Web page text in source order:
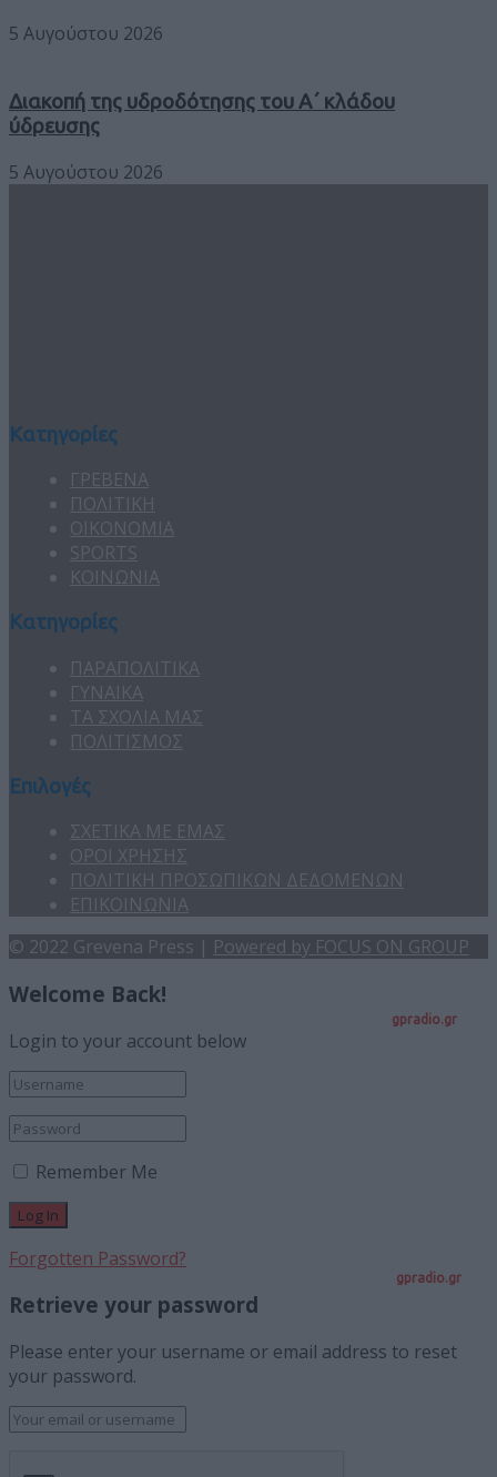
gpradio.gr
5 Αυγούστου 2026
Διακοπή της υδροδότησης του Α΄ κλάδου
ύδρευσης
5 Αυγούστου 2026
Κατηγορίες
ΓΡΕΒΕΝΑ
ΠΟΛΙΤΙΚΗ
ΟΙΚΟΝΟΜΙΑ
SPORTS
ΚΟΙΝΩΝΙΑ
Κατηγορίες
ΠΑΡΑΠΟΛΙΤΙΚΑ
ΓΥΝΑΙΚΑ
ΤΑ ΣΧΟΛΙΑ ΜΑΣ
ΠΟΛΙΤΙΣΜΟΣ
Επιλογές
ΣΧΕΤΙΚΑ ΜΕ ΕΜΑΣ
ΟΡΟΙ ΧΡΗΣΗΣ
ΠΟΛΙΤΙΚΗ ΠΡΟΣΩΠΙΚΩΝ ΔΕΔΟΜΕΝΩΝ
ΕΠΙΚΟΙΝΩΝΙΑ
© 2022 Grevena Press | Powered by FOCUS ON GROUP
Welcome Back!
Login to your account below
Remember Me
Forgotten Password?
Retrieve your password
Please enter your username or email address to reset
your password.
gpradio.gr